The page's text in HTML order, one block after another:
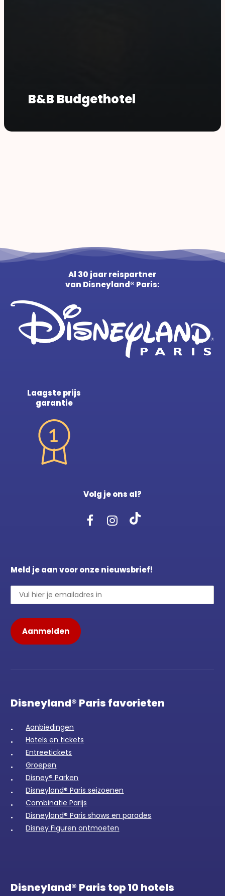
B&B Budgethotel
Al 30 jaar reispartner
van Disneyland® Paris:
Laagste prijs
garantie
Volg je ons al?
Meld je aan voor onze nieuwsbrief!
Disneyland® Paris favorieten
Aanbiedingen
Hotels en tickets
Entreetickets
Groepen
Disney® Parken
Disneyland® Paris seizoenen
Combinatie Parijs
Disneyland® Paris shows en parades
Disney Figuren ontmoeten
Disneyland® Paris top 10 hotels